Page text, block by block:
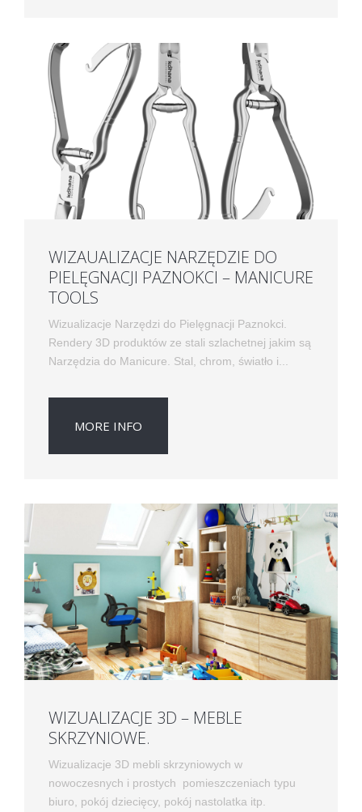
WIZAUALIZACJE NARZĘDZIE DO
PIELĘGNACJI PAZNOKCI – MANICURE
TOOLS
Wizualizacje Narzędzi do Pielęgnacji Paznokci.
Rendery 3D produktów ze stali szlachetnej jakim są
Narzędzia do Manicure. Stal, chrom, światło i...
MORE INFO
WIZUALIZACJE 3D – MEBLE
SKRZYNIOWE.
Wizualizacje 3D mebli skrzyniowych w
nowoczesnych i prostych pomieszczeniach typu
biuro, pokój dziecięcy, pokój nastolatka itp.